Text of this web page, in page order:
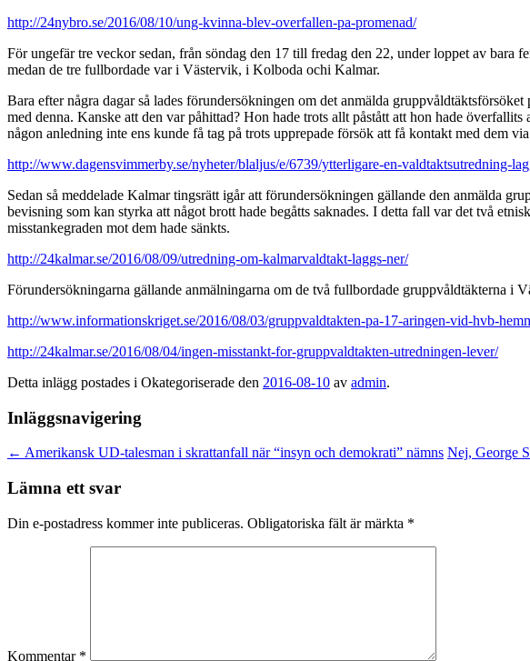
http://24nybro.se/2016/08/10/ung-kvinna-blev-overfallen-pa-promenad/
För ungefär tre veckor sedan, från söndag den 17 till fredag den 22, under loppet av
medan de tre fullbordade var i Västervik, i Kolboda ochi Kalmar.
Bara efter några dagar så lades förundersökningen om det anmälda
med denna. Kanske att den var påhittad? Hon hade trots allt påstått att hon hade
någon anledning inte ens kunde få tag på trots upprepade försök att få kontakt med dem
http://www.dagensvimmerby.se/nyheter/blaljus/e/6739/ytterligare-en-valdtaktsutredning-
Sedan så meddelade Kalmar tingsrätt igår att förundersökningen gällande den anmälda
bevisning som kan styrka att något brott hade begåtts saknades. I detta fall var det två
misstankegraden mot dem hade sänkts.
http://24kalmar.se/2016/08/09/utredning-om-kalmarvaldtakt-laggs-ner/
Förundersökningarna gällande anmälningarna om de två fullbordade gruppvåldtäkterna i
http://www.informationskriget.se/2016/08/03/gruppvaldtakten-pa-17-aringen-vid-hvb-
http://24kalmar.se/2016/08/04/ingen-misstankt-for-gruppvaldtakten-utredningen-lever/
Detta inlägg postades i Okategoriserade den 2016-08-10 av admin.
Inläggsnavigering
← Amerikansk UD-talesman i skrattanfall när “insyn och demokrati” nämns Nej, George
Lämna ett svar
Din e-postadress kommer inte publiceras. Obligatoriska fält är märkta *
Kommentar *